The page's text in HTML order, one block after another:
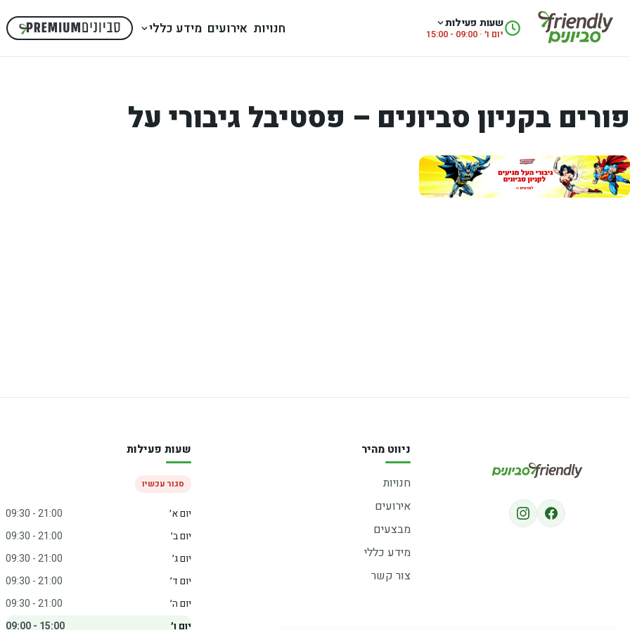
שעות פעילות
יום ו׳ · 09:00 - 15:00 חנויות אירועים מידע כללי
פורים בקניון סביונים – פסטיבל גיבורי על
ניווט מהיר
חנויות
אירועים
מבצעים
מידע כללי
צור קשר
שעות פעילות
סגור עכשיו
יום א׳
09:30 - 21:00
יום ב׳
09:30 - 21:00
יום ג׳
09:30 - 21:00
יום ד׳
09:30 - 21:00
יום ה׳
09:30 - 21:00
יום ו׳
09:00 - 15:00